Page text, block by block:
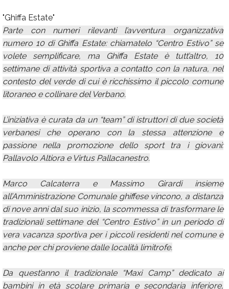
"Ghiffa Estate"
Parte con numeri rilevanti l’avventura organizzativa
numero 10 di Ghiffa Estate: chiamatelo “Centro Estivo” se
volete semplificare, ma Ghiffa Estate è tutt’altro, 10
settimane di attività sportiva a contatto con la natura, nel
contesto del verde di cui è ricchissimo il piccolo comune
litoraneo e collinare del Verbano.
L’iniziativa è curata da un “team” di istruttori di due società
verbanesi che operano con la stessa attenzione e
passione nella promozione dello sport tra i giovani:
Pallavolo Altiora e Virtus Pallacanestro.
Marco Calcaterra e Massimo Girardi insieme
all’Amministrazione Comunale ghiffese vincono, a distanza
di nove anni dal suo inizio, la scommessa di trasformare le
tradizionali settimane del “Centro Estivo” in un periodo di
vera vacanza sportiva per i piccoli residenti nel comune e
anche per chi proviene dalle località limitrofe.
Da quest’anno il tradizionale “Maxi Camp” dedicato ai
bambini in età scolare primaria e secondaria inferiore,